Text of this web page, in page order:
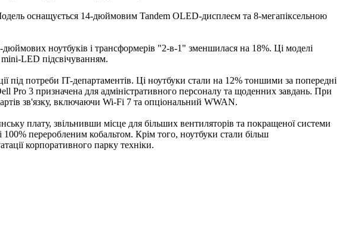
оснащується 14-дюймовим Tandem OLED-дисплеєм та 8-мегапіксельною
ноутбуків і трансформерів "2-в-1" зменшилася на 18%. Ці моделі
LED підсвічуванням.
під потреби IT-департаментів. Ці ноутбуки стали на 12% тоншими за попередні
Pro 3 призначена для адміністративного персоналу та щоденних завдань. При
зв'язку, включаючи Wi-Fi 7 та опціональний WWAN.
плату, звільнивши місце для більших вентиляторів та покращеної системи
переробленим кобальтом. Крім того, ноутбуки стали більш
корпоративного парку техніки.